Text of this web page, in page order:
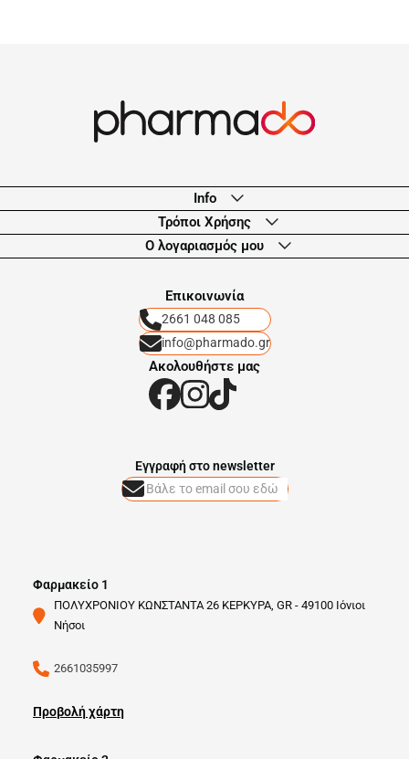
Info
Τρόποι Χρήσης
Ο λογαριασμός μου
Eπικοινωνία
2661 048 085
info@pharmado.gr
Ακολουθήστε μας
Φαρμακείο 1
ΠΟΛΥΧΡΟΝΙΟΥ ΚΩΝΣΤΑΝΤΑ 26 ΚΕΡΚΥΡΑ, GR - 49100 Ιόνιοι
Νήσοι
2661035997
Προβολή χάρτη
Eγγραφή στο newsletter